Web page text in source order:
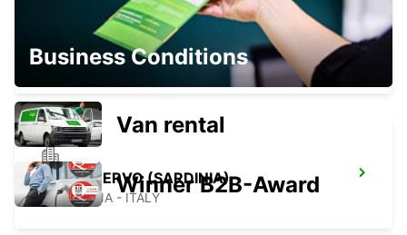
BAIA SARDINIA (SARDINIA)
ARZACHENA - ITALY
PORTO CERVO (SARDINIA)
ARZACHENA - ITALY
Business Conditions
Van rental
Winner B2B-Award